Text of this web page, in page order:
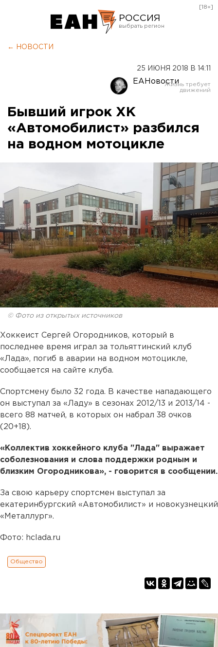
РОССИЯ
Оренбург
[18+]
← НОВОСТИ
25 ИЮНЯ 2018 В 14:11
ЕАНовости
Бывший игрок ХК
«Автомобилист» разбился
на водном мотоцикле
© Фото из открытых источников
Хоккеист Сергей Огородников, который в
последнее время играл за тольяттинский клуб
«Лада», погиб в аварии на водном мотоцикле,
сообщается на сайте клуба.
Спортсмену было 32 года. В качестве нападающего
он выступал за «Ладу» в сезонах 2012/13 и 2013/14 -
всего 88 матчей, в которых он набрал 38 очков
(20+18).
«Коллектив хоккейного клуба "Лада" выражает
соболезнования и слова поддержки родным и
близким Огородникова», - говорится в сообщении.
За свою карьеру спортсмен выступал за
екатеринбургский «Автомобилист» и новокузнецкий
«Металлург».
Фото: hclada.ru
Общество